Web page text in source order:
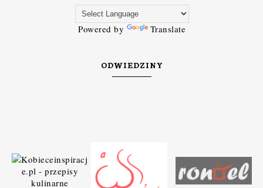
Powered by Translate
ODWIEDZINY